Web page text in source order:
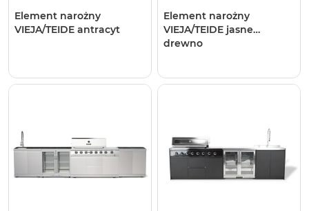
Element narożny
VIEJA/TEIDE antracyt
Element narożny
VIEJA/TEIDE jasne
drewno